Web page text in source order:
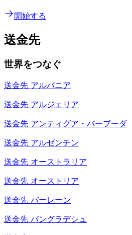
開始する
送金先
世界をつなぐ
送金先 アルバニア
送金先 アルジェリア
送金先 アンティグア・バーブーダ
送金先 アルゼンチン
送金先 オーストラリア
送金先 オーストリア
送金先 バーレーン
送金先 バングラデシュ